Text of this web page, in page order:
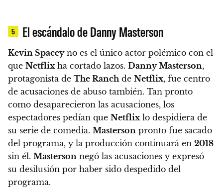
5 El escándalo de Danny Masterson
Kevin Spaceyno es el único actor polémico con el
que Netflix ha cortado lazos. Danny Masterson,
protagonista de The Ranch de Netflix, fue centro
de acusaciones de abuso también. Tan pronto
como desaparecieron las acusaciones, los
espectadores pedían que Netflix lo despidiera de
su serie de comedia. Masterson pronto fue sacado
del programa, y la producción continuará en 2018
sin él. Masterson negó las acusaciones y expresó
su desilusión por haber sido despedido del
programa.